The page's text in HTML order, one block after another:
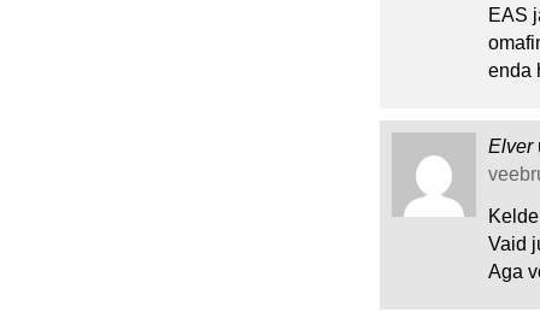
EAS
enda
Elver
Vaid
Aga